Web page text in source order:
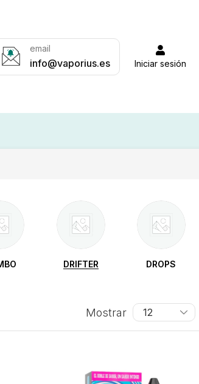
email
info@vaporius.es Iniciar sesión
DRIFTER DROPS
Mostrar